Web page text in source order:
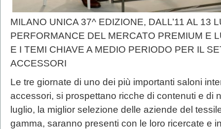
MILANO UNICA 37^ EDIZIONE, DALL’11 AL 13
PERFORMANCE DEL MERCATO PREMIUM E
E I TEMI CHIAVE A MEDIO PERIODO PER IL
ACCESSORI
Le tre giornate di uno dei più importanti saloni
accessori, si prospettano ricche di contenuti e di
luglio, la miglior selezione delle aziende del
gamma, saranno presenti con le loro ricercate e